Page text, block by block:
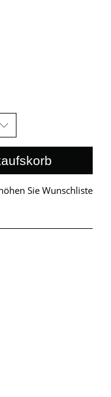
Sie Wunschliste